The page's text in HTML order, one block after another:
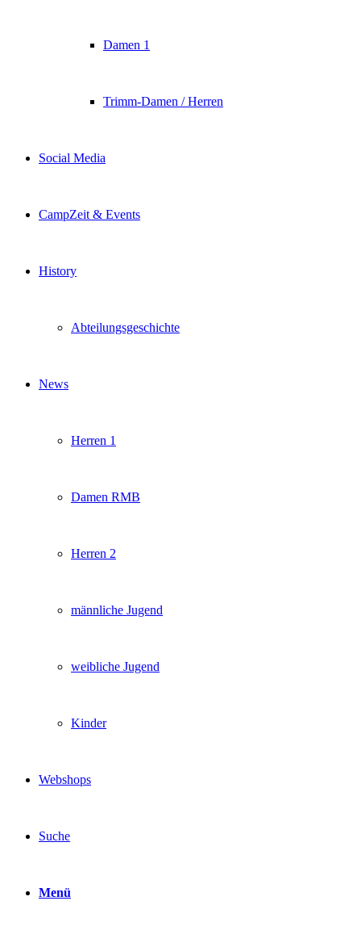
Damen 1
Trimm-Damen / Herren
Social Media
CampZeit & Events
History
Abteilungsgeschichte
News
Herren 1
Damen RMB
Herren 2
männliche Jugend
weibliche Jugend
Kinder
Webshops
Suche
Menü